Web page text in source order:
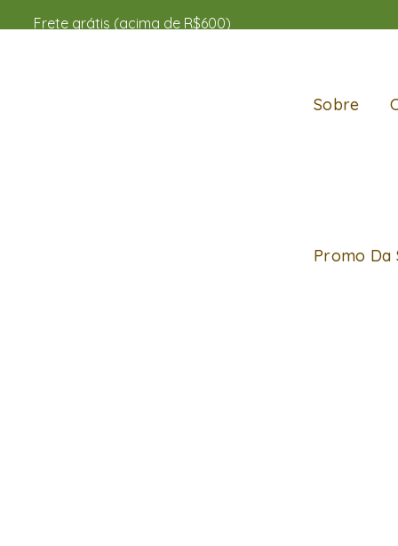
Frete grátis (acima de R$600)
Sobre
Promo Da